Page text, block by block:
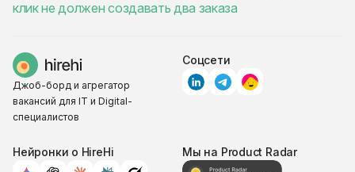
клик не должен создавать два заказа
Джоб-борд и агрегатор
вакансий для IT и Digital-
специалистов
Соцсети
Нейронки о HireHi Мы на Product Radar